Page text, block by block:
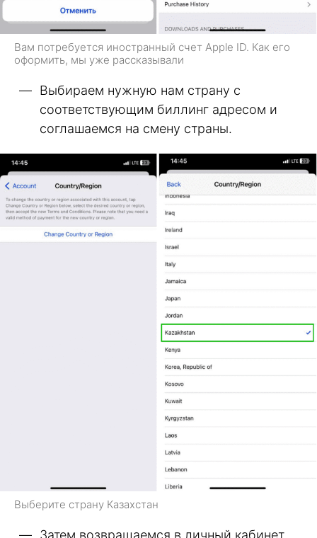
Вам потребуется иностранный счет Apple ID. Как его
оформить, мы уже рассказывали
Выбираем нужную нам страну с
соответствующим биллинг адресом и
соглашаемся на смену страны.
Выберите страну Казахстан
Затем возвращаемся в личный кабинет